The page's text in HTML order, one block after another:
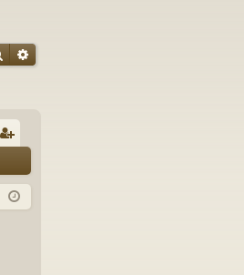
ПоискРасширенный поиск
ис